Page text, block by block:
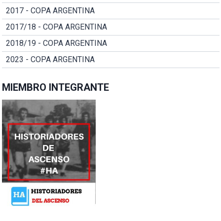
2017 - COPA ARGENTINA
2017/18 - COPA ARGENTINA
2018/19 - COPA ARGENTINA
2023 - COPA ARGENTINA
MIEMBRO INTEGRANTE